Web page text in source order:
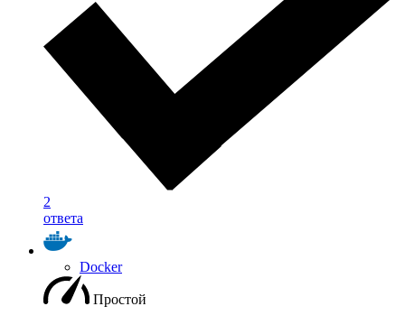
2
ответа
Docker
Простой